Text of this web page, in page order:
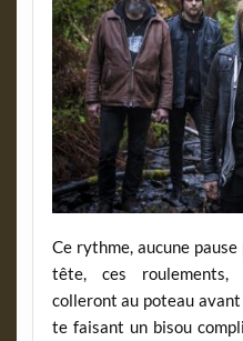
Ce rythme, aucune
tête, ces roulements,
colleront au poteau avant
te faisant un bisou